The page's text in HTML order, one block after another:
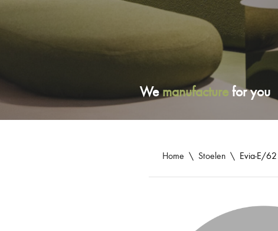
Wemanufacturefor you
Home \ Stoelen \ Evia-E/62